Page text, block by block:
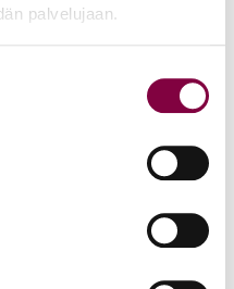
palvelujaan.
hiljaisia toimijoita?